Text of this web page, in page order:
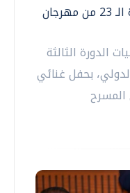
مكتبة الإسكندرية تفتتح الدورة الـ 23 من مهرجان
الدورة الثالثة
بحفل غنائي
المسرح